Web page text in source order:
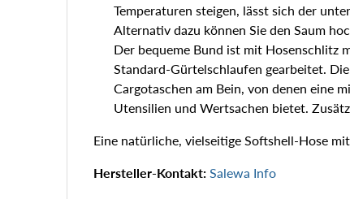
Temperaturen steigen, lässt sich der
Alternativ dazu können Sie den Saum
Der bequeme Bund ist mit Hosenschlitz
Standard-Gürtelschlaufen gearbeitet.
Cargotaschen am Bein, von denen eine
Utensilien und Wertsachen bietet.
Eine natürliche, vielseitige Softshell-Hose
Hersteller-Kontakt: Salewa Info